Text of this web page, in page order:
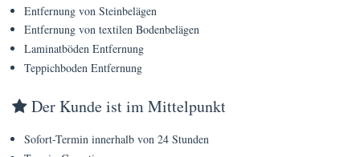
Entfernung von Steinbelägen
Entfernung von textilen Bodenbelägen
Laminatböden Entfernung
Teppichboden Entfernung
Der Kunde ist im Mittelpunkt
Sofort-Termin innerhalb von 24 Stunden